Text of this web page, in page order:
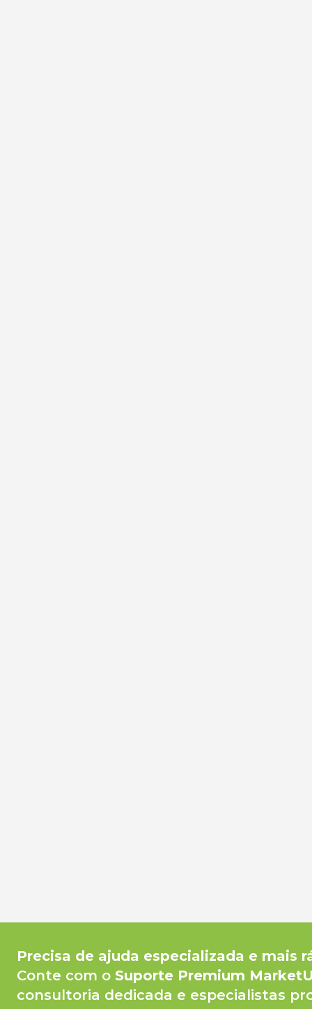
Precisa de ajuda especializada e mais
Conte com o Suporte Premium
consultoria dedicada e especialistas